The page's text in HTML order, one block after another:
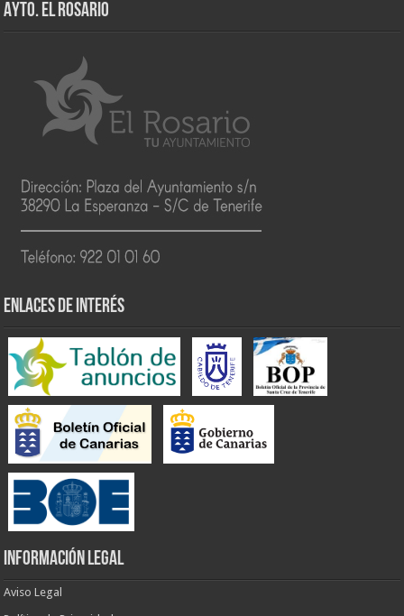
AYTO. EL ROSARIO
ENLACES DE INTERÉS
INFORMACIÓN LEGAL
Aviso Legal